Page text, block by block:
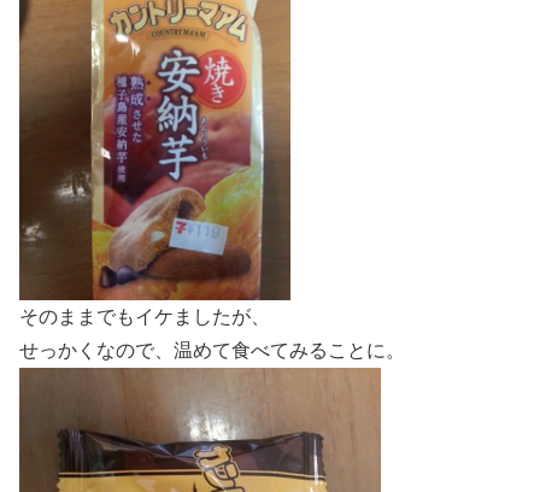
そのままでもイケましたが、
せっかくなので、温めて食べてみることに。